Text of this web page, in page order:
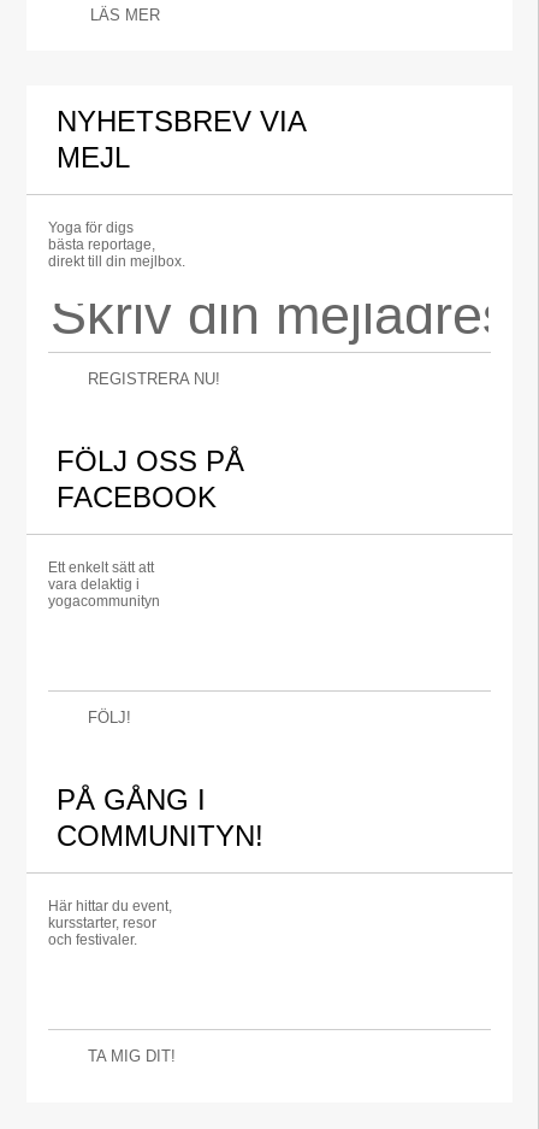
LÄS MER
NYHETSBREV VIA
MEJL
Yoga för digs
bästa reportage,
direkt till din mejlbox.
REGISTRERA NU!
FÖLJ OSS PÅ
FACEBOOK
Ett enkelt sätt att
vara delaktig i
yogacommunityn
FÖLJ!
PÅ GÅNG I
COMMUNITYN!
Här hittar du event,
kursstarter, resor
och festivaler.
TA MIG DIT!